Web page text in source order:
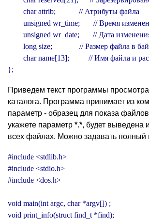
        char attrib;            // Атрибуты файла
unsigned wr_time;       // Время
unsigned wr_date;       // Дата
long size;              // Размер файла в
char name[13];          // Имя файла и
};
Приведем текст программы
каталога. Программа принимает из
параметр - образец для показа
укажете параметр *.*, будет выведена
всех файлах. Можно задавать полный
#include <stdlib.h>
#include <stdio.h>
#include <dos.h>
void main(int argc, char *argv[]) ;
void print_info(struct find_t *find);